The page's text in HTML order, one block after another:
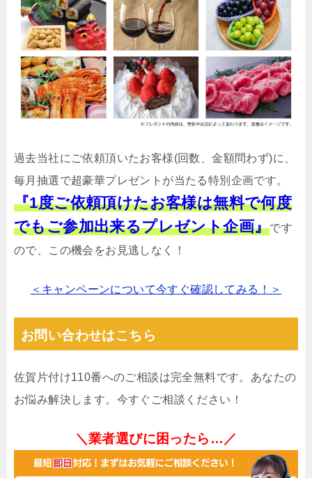
過去当社にご依頼頂いたお客様(回数、金額問わず)に、
毎月抽選で超豪華プレゼントが当たる特別企画です。
『1度ご依頼頂けたお客様は無料で何度
でもご参加出来るプレゼント企画』です
ので、この機会をお見逃しなく！
＜キャンペーンについて今すぐ確認してみる！＞
お問い合わせはこちら
佐賀片付け110番へのご相談は完全無料です。あなたの
お悩み解決します。今すぐご相談ください！
＼業者選びに困ったら…／